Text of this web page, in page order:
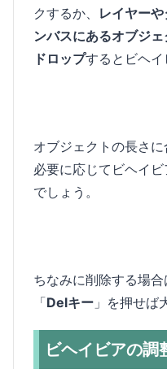
クするか、 レイヤー
ンバスにあるオブジ
ドロップするとビヘイ
オブジェクトの長さに
必要に応じてビヘイ
でしょう。
ちなみに削除する場
「Delキー 」を押せば
ビヘイビアの調